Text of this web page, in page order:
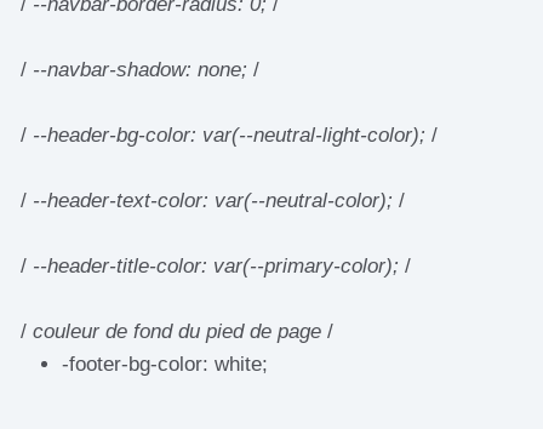
/ --navbar-shadow: none; /
/ --header-bg-color: var(--neutral-light-color); /
/ --header-text-color: var(--neutral-color); /
/ --header-title-color: var(--primary-color); /
/ couleur de fond du pied de page /
-footer-bg-color: white;